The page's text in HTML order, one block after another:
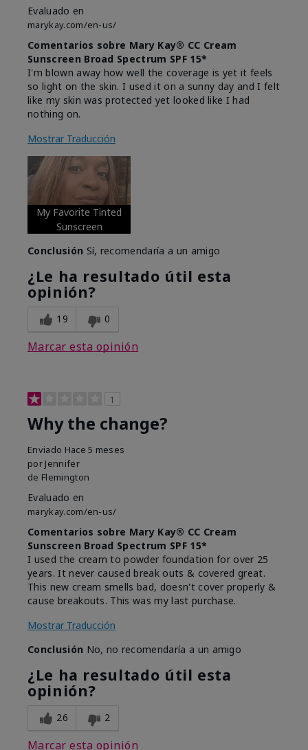
Evaluado en
marykay.com/en-us/
Comentarios sobre Mary Kay® CC Cream
Sunscreen Broad Spectrum SPF 15*
I'm blown away how well the coverage is yet it feels
so light on the skin. I used it on a sunny day and I felt
like my skin was protected yet looked like I had
nothing on.
Mostrar Traducción
My Favorite Tinted
Sunscreen
Conclusión Sí, recomendaría a un amigo
¿Le ha resultado útil esta
opinión?
19 0
Marcar esta opinión
1
Why the change?
Enviado Hace 5 meses
por Jennifer
de Flemington
Evaluado en
marykay.com/en-us/
Comentarios sobre Mary Kay® CC Cream
Sunscreen Broad Spectrum SPF 15*
I used the cream to powder foundation for over 25
years. It never caused break outs & covered great.
This new cream smells bad, doesn't cover properly &
cause breakouts. This was my last purchase.
Mostrar Traducción
Conclusión No, no recomendaría a un amigo
¿Le ha resultado útil esta
opinión?
26 2
Marcar esta opinión